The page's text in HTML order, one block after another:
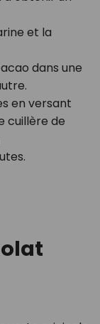
et la
dans une
en versant
cuillère de